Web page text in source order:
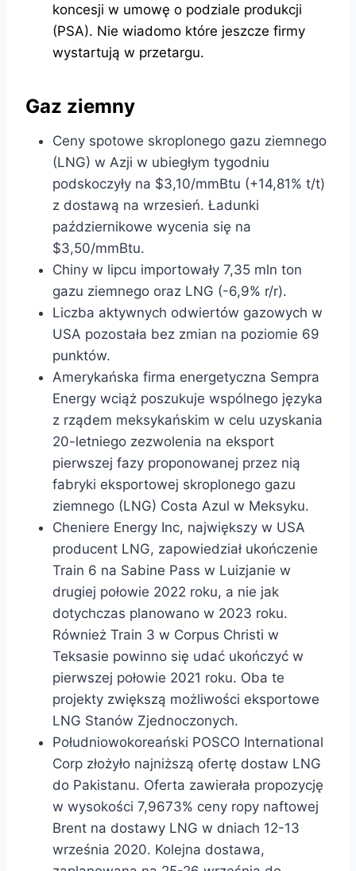
koncesji w umowę o podziale produkcji
(PSA). Nie wiadomo które jeszcze firmy
wystartują w przetargu.
Gaz ziemny
Ceny spotowe skroplonego gazu ziemnego
(LNG) w Azji w ubiegłym tygodniu
podskoczyły na $3,10/mmBtu (+14,81% t/t)
z dostawą na wrzesień. Ładunki
październikowe wycenia się na
$3,50/mmBtu.
Chiny w lipcu importowały 7,35 mln ton
gazu ziemnego oraz LNG (-6,9% r/r).
Liczba aktywnych odwiertów gazowych w
USA pozostała bez zmian na poziomie 69
punktów.
Amerykańska firma energetyczna Sempra
Energy wciąż poszukuje wspólnego języka
z rządem meksykańskim w celu uzyskania
20-letniego zezwolenia na eksport
pierwszej fazy proponowanej przez nią
fabryki eksportowej skroplonego gazu
ziemnego (LNG) Costa Azul w Meksyku.
Cheniere Energy Inc, największy w USA
producent LNG, zapowiedział ukończenie
Train 6 na Sabine Pass w Luizjanie w
drugiej połowie 2022 roku, a nie jak
dotychczas planowano w 2023 roku.
Również Train 3 w Corpus Christi w
Teksasie powinno się udać ukończyć w
pierwszej połowie 2021 roku. Oba te
projekty zwiększą możliwości eksportowe
LNG Stanów Zjednoczonych.
Południowokoreański POSCO International
Corp złożyło najniższą ofertę dostaw LNG
do Pakistanu. Oferta zawierała propozycję
w wysokości 7,9673% ceny ropy naftowej
Brent na dostawy LNG w dniach 12-13
września 2020. Kolejna dostawa,